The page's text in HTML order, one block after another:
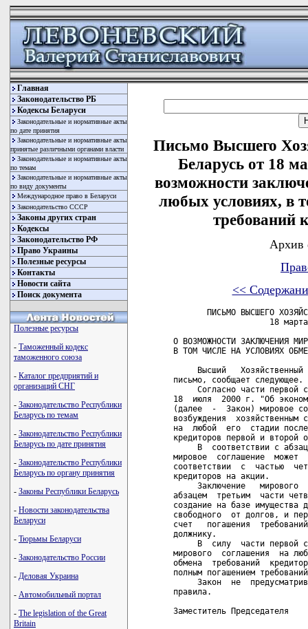
Главная
Законодательство РБ
Кодексы Беларуси
Законодательные и нормативные акты
по дате принятия
Законодательные и нормативные акты
принятые различными органами власти
Законодательные и нормативные акты
по темам
Законодательные и нормативные акты
по виду документы
Международное право в Беларуси
Законодательство СССР
Законы других стран
Кодексы
Законодательство РФ
Право Украины
Полезные ресурсы
Контакты
Новости сайта
Поиск документа
Полезные ресурсы
- Таможенный кодекс
таможенного союза
- Каталог предприятий и
организаций СНГ
- Законодательство Республики
Беларусь по темам
- Законодательство Республики
Беларусь по дате принятия
- Законодательство Республики
Беларусь по органу принятия
- Законы Республики Беларусь
- Новости законодательства
Беларуси
- Тюрьмы Беларуси
- Законодательство России
- Деловая Украина
- Автомобильный портал
- The legislation of the Great
Britain
Письмо Высшего
Беларусь от 18
возможности
любых условиях, в
требований
Архив
<<
ПИСЬМО ВЫСШЕГО
18
О ВОЗМОЖНОСТИ ЗАКЛЮЧЕНИЯ
В ТОМ ЧИСЛЕ НА УСЛОВИЯХ
Высший   Хозяйственный
письмо, сообщает следующее.
Согласно части первой
18  июля  2000 г. "Об
(далее  -  Закон) мировое
возбуждения  хозяйственным
на  любой  его  стадии после
кредиторов первой и второй
В  соответствии с
мировое  соглашение
соответствии  с  частью
кредиторов на акции.
Заключение   мирового
абзацем  третьим  части
создание на базе имущества
свободного  от долгов, и
счет   погашения
должнику.
В  силу  части первой
мирового  соглашения  на
обмена  требований
полным погашением
Закон  не
правила.
Заместитель